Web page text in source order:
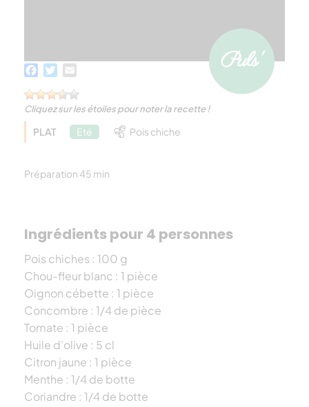
Facebook
Twitter
Cliquez sur les étoiles pour noter la recette !
PLAT Eté Pois chiche
Préparation 45 min
Ingrédients pour 4 personnes
Pois chiches : 100 g
Chou-fleur blanc : 1 pièce
Oignon cébette : 1 pièce
Concombre : 1/4 de pièce
Tomate : 1 pièce
Huile d’olive : 5 cl
Citron jaune : 1 pièce
Menthe : 1/4 de botte
Coriandre : 1/4 de botte